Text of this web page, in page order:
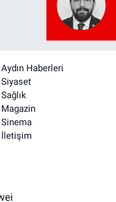
Aydın Haberleri
Siyaset
Sağlık
Magazin
Sinema
İletişim